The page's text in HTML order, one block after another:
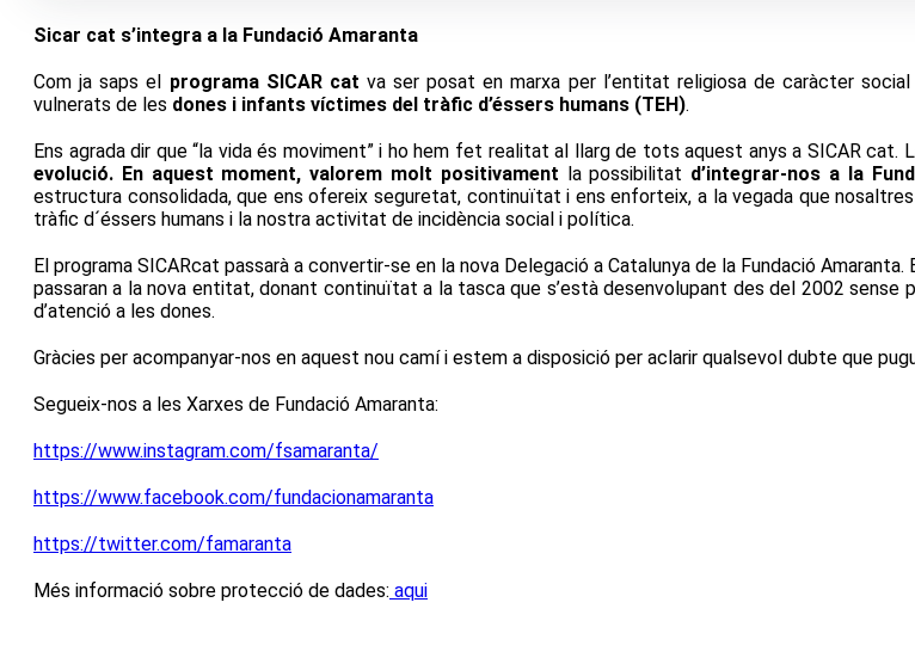
Sicar cat s’integra a la Fundació Amaranta
Com ja saps el programa SICAR cat va ser posat en marxa per l’entitat religiosa de caràcter
vulnerats de les dones i infants víctimes del tràfic d’éssers humans (TEH).
Ens agrada dir que “la vida és moviment” i ho hem fet realitat al llarg de tots aquest anys a SICAR
evolució. En aquest moment, valorem molt positivament la possibilitat d’integrar-nos a la
estructura consolidada, que ens ofereix seguretat, continuïtat i ens enforteix, a la vegada que
tràfic d´éssers humans i la nostra activitat de incidència social i política.
El programa SICARcat passarà a convertir-se en la nova Delegació a Catalunya de la Fundació
passaran a la nova entitat, donant continuïtat a la tasca que s’està desenvolupant des del 2002 sense
d’atenció a les dones.
Gràcies per acompanyar-nos en aquest nou camí i estem a disposició per aclarir qualsevol dubte que
Segueix-nos a les Xarxes de Fundació Amaranta:
https://www.instagram.com/fsamaranta/
https://www.facebook.com/fundacionamaranta
https://twitter.com/famaranta
Més informació sobre protecció de dades: aqui